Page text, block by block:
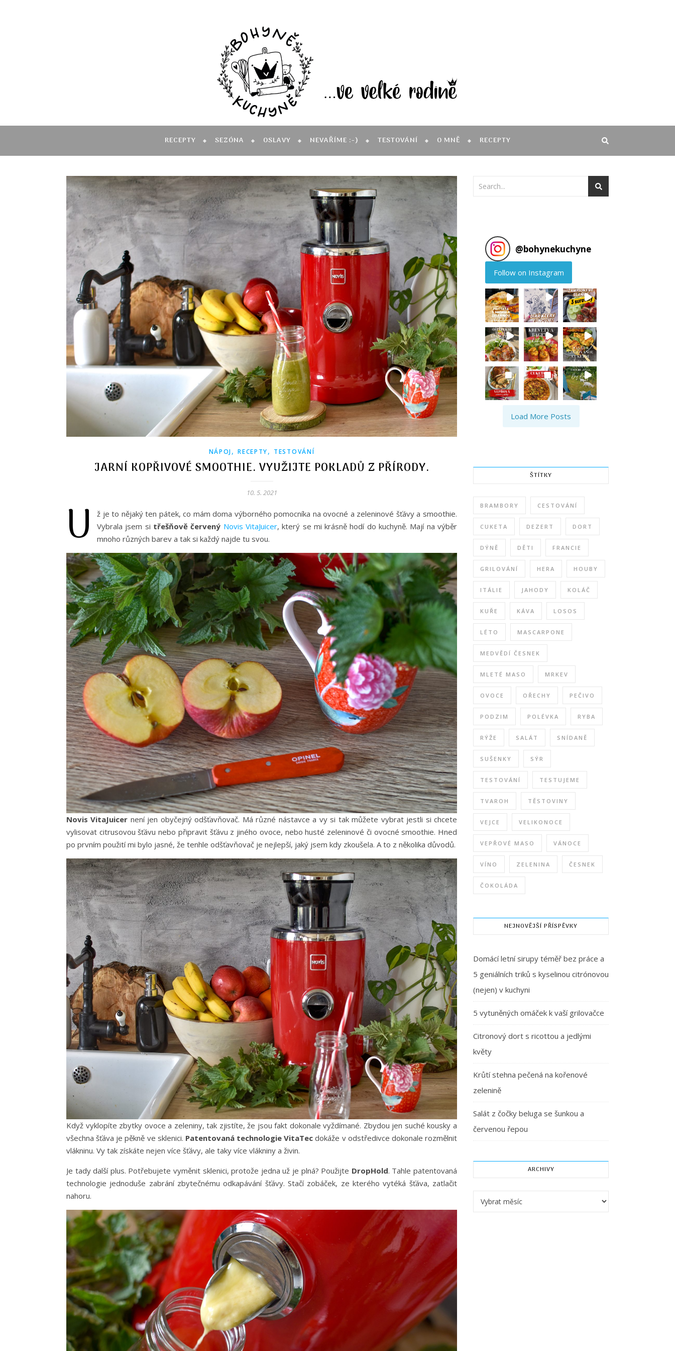
RECEPTY SEZÓNA OSLAVY NEVAŘÍME :-) TESTOVÁNÍ O MNĚ RECEPTY
NÁPOJ,RECEPTY, TESTOVÁNÍ
JARNÍ KOPŘIVOVÉ SMOOTHIE. VYUŽIJTE POKLADŮ Z PŘÍRODY.
10. 5. 2021
U
ž je to nějaký ten pátek, co mám doma výborného pomocníka na ovocné a zeleninové šťávy a smoothie.
Vybrala jsem si třešňově červený Novis VitaJuicer, který se mi krásně hodí do kuchyně. Mají na výběr
mnoho různých barev a tak si každý najde tu svou.
Novis VitaJuicer není jen obyčejný odšťavňovač. Má různé nástavce a vy si tak můžete vybrat jestli si chcete
vylisovat citrusovou šťávu nebo připravit šťávu z jiného ovoce, nebo husté zeleninové či ovocné smoothie. Hned
po prvním použití mi bylo jasné, že tenhle odšťavňovač je nejlepší, jaký jsem kdy zkoušela. A to z několika důvodů.
Když vyklopíte zbytky ovoce a zeleniny, tak zjistíte, že jsou fakt dokonale vyždímané. Zbydou jen suché kousky a
všechna šťáva je pěkně ve sklenici. Patentovaná technologie VitaTec dokáže v odstředivce dokonale rozmělnit
vlákninu. Vy tak získáte nejen více šťávy, ale taky více vlákniny a živin.
Je tady další plus. Potřebujete vyměnit sklenici, protože jedna už je plná? Použijte DropHold. Tahle patentovaná
technologie jednoduše zabrání zbytečnému odkapávání šťávy. Stačí zobáček, ze kterého vytéká šťáva, zatlačit
nahoru.
@bohynekuchyne
Follow on Instagram
Load More Posts
ŠTÍTKY
BRAMBORY CESTOVÁNÍ
CUKETA DEZERT DORT
DÝNĚ DĚTI FRANCIE
GRILOVÁNÍ HERA HOUBY
ITÁLIE JAHODY KOLÁČ
KUŘE KÁVA LOSOS
LÉTO MASCARPONE
MEDVĚDÍ ČESNEK
MLETÉ MASO MRKEV
OVOCE OŘECHY PEČIVO
PODZIM POLÉVKA RYBA
RÝŽE SALÁT SNÍDANĚ
SUŠENKY SÝR
TESTOVÁNÍ TESTUJEME
TVAROH TĚSTOVINY
VEJCE VELIKONOCE
VEPŘOVÉ MASO VÁNOCE
VÍNO ZELENINA ČESNEK
ČOKOLÁDA
NEJNOVĚJŠÍ PŘÍSPĚVKY
Domácí letní sirupy téměř bez práce a
5 geniálních triků s kyselinou citrónovou
(nejen) v kuchyni
5 vytuněných omáček k vaší grilovačce
Citronový dort s ricottou a jedlými
květy
Krůtí stehna pečená na kořenové
zelenině
Salát z čočky beluga se šunkou a
červenou řepou
ARCHIVY